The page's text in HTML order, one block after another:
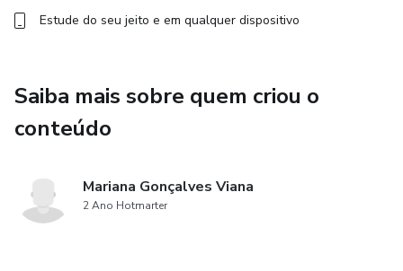
Estude do seu jeito e em qualquer dispositivo
Saiba mais sobre quem criou o
conteúdo
Mariana Gonçalves Viana
2 Ano Hotmarter